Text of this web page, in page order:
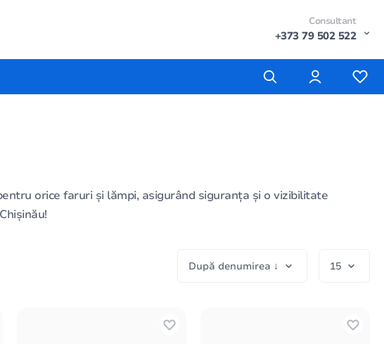
Consultant
+373 79 502 522
orice faruri și lămpi, asigurând siguranța și o vizibilitate